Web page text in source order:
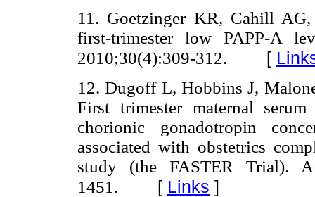
11. Goetzinger KR, Cahill
first-trimester low PAPP-A
2010;30(4):309-312. [
12. Dugoff L, Hobbins J,
First trimester maternal
chorionic gonadotropin
associated with obstetrics
study (the FASTER Trial).
1451. [ Links ]